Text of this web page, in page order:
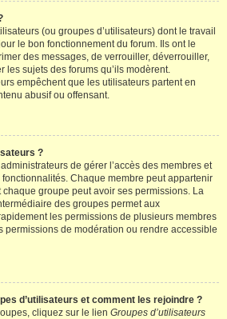
(ou groupes d’utilisateurs) dont le travail
le bon fonctionnement du forum. Ils ont le
des messages, de verrouiller, déverrouiller,
les sujets des forums qu’ils modèrent.
empêchent que les utilisateurs partent en
abusif ou offensant.
?
de gérer l’accès des membres et
Chaque membre peut appartenir
groupe peut avoir ses permissions. La
des groupes permet aux
les permissions de plusieurs membres
permissions de modération ou rendre accessible
d’utilisateurs et comment les rejoindre ?
cliquez sur le lien Groupes d’utilisateurs